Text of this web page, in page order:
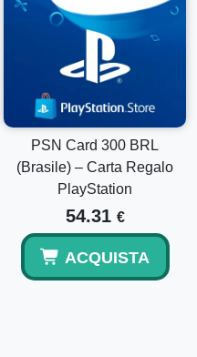
PSN Card 300 BRL
(Brasile) – Carta Regalo
PlayStation
54.31 €
ACQUISTA